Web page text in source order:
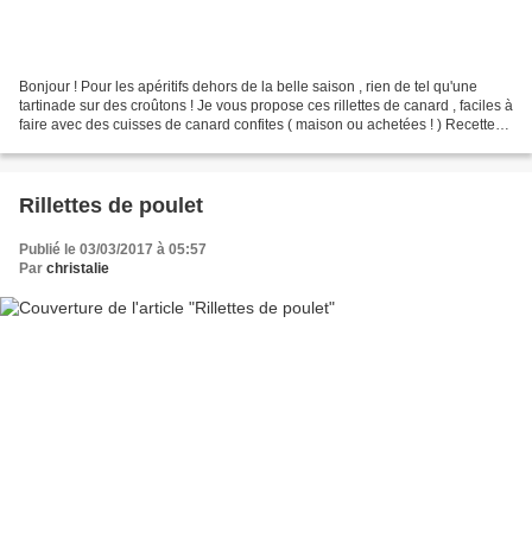
Bonjour ! Pour les apéritifs dehors de la belle saison , rien de tel qu'une
tartinade sur des croûtons ! Je vous propose ces rillettes de canard , faciles à
faire avec des cuisses de canard confites ( maison ou achetées ! ) Recette
Rillettes de poulet
Publié le 03/03/2017 à 05:57
Par christalie